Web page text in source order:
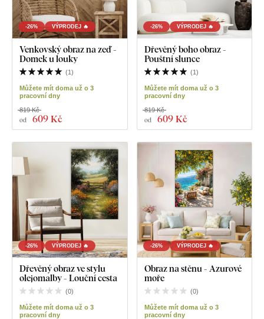
-26% VÝPRODEJ 🔥
Venkovský obraz na zeď -
Domek u louky
(1)
Můžete mít doma už o 3
pracovní dny
od 609 Kč
819 Kč
-26% VÝPRODEJ 🔥
Dřevěný boho obraz -
Pouštní slunce
(1)
Můžete mít doma už o 3
pracovní dny
od 609 Kč
819 Kč
-26% VÝPRODEJ 🔥
Dřevěný obraz ve stylu
olejomalby - Louční cesta
(0)
Můžete mít doma už o 3
pracovní dny
-26% VÝPRODEJ 🔥
Obraz na stěnu - Azurové
moře
(0)
Můžete mít doma už o 3
pracovní dny